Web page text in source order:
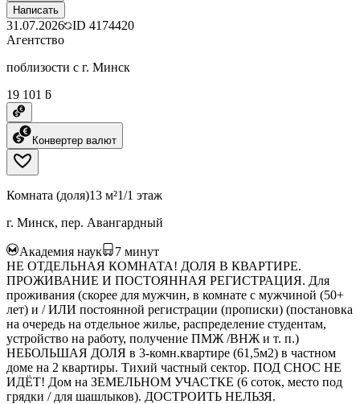
Написать
31.07.2026 ID 4174420
Агентство
поблизости с г. Минск
19 101 ƃ
Конвертер валют
Комната (доля)13 м²1/1 этаж
г. Минск, пер. Авангардный
Академия наук 7 минут
НЕ ОТДЕЛЬНАЯ КОМНАТА! ДОЛЯ В КВАРТИРЕ.
ПРОЖИВАНИЕ И ПОСТОЯННАЯ РЕГИСТРАЦИЯ. Для
проживания (скорее для мужчин, в комнате с мужчиной (50+
лет) и / ИЛИ постоянной регистрации (прописки) (постановка
на очередь на отдельное жилье, распределение студентам,
устройство на работу, получение ПМЖ /ВНЖ и т. п.)
НЕБОЛЬШАЯ ДОЛЯ в 3-комн.квартире (61,5м2) в частном
доме на 2 квартиры. Тихий частный сектор. ПОД СНОС НЕ
ИДЁТ! Дом на ЗЕМЕЛЬНОМ УЧАСТКЕ (6 соток, место под
грядки / для шашлыков). ДОСТРОИТЬ НЕЛЬЗЯ.